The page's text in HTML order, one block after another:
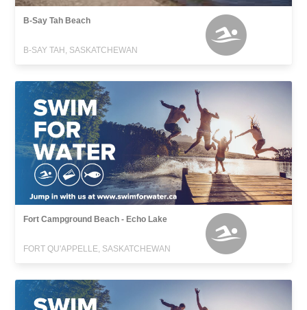
B-Say Tah Beach
B-SAY TAH, SASKATCHEWAN
Fort Campground Beach - Echo Lake
FORT QU'APPELLE, SASKATCHEWAN